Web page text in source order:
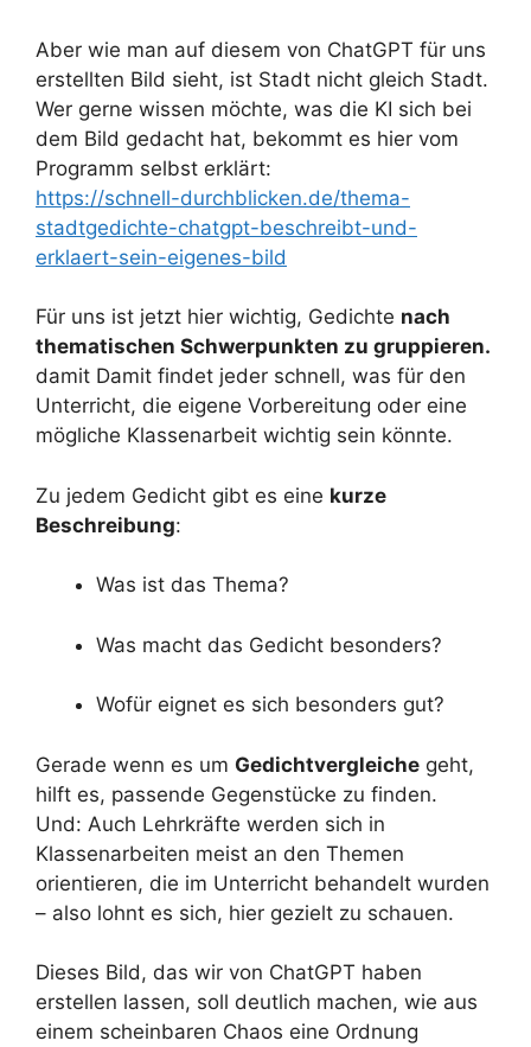
Aber wie man auf diesem von ChatGPT für uns
erstellten Bild sieht, ist Stadt nicht gleich Stadt.
Wer gerne wissen möchte, was die KI sich bei
dem Bild gedacht hat, bekommt es hier vom
Programm selbst erklärt:
https://schnell-durchblicken.de/thema-
stadtgedichte-chatgpt-beschreibt-und-
erklaert-sein-eigenes-bild
Für uns ist jetzt hier wichtig, Gedichte nach
thematischen Schwerpunkten zu gruppieren.
damit Damit findet jeder schnell, was für den
Unterricht, die eigene Vorbereitung oder eine
mögliche Klassenarbeit wichtig sein könnte.
Zu jedem Gedicht gibt es eine kurze
Beschreibung:
Was ist das Thema?
Was macht das Gedicht besonders?
Wofür eignet es sich besonders gut?
Gerade wenn es um Gedichtvergleiche geht,
hilft es, passende Gegenstücke zu finden.
Und: Auch Lehrkräfte werden sich in
Klassenarbeiten meist an den Themen
orientieren, die im Unterricht behandelt wurden
– also lohnt es sich, hier gezielt zu schauen.
Dieses Bild, das wir von ChatGPT haben
erstellen lassen, soll deutlich machen, wie aus
einem scheinbaren Chaos eine Ordnung